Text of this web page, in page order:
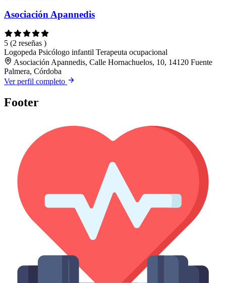
Asociación Apannedis
5 (2 reseñas )
Logopeda Psicólogo infantil Terapeuta ocupacional
Asociación Apannedis, Calle Hornachuelos, 10, 14120 Fuente
Palmera, Córdoba
Ver perfil completo
Footer